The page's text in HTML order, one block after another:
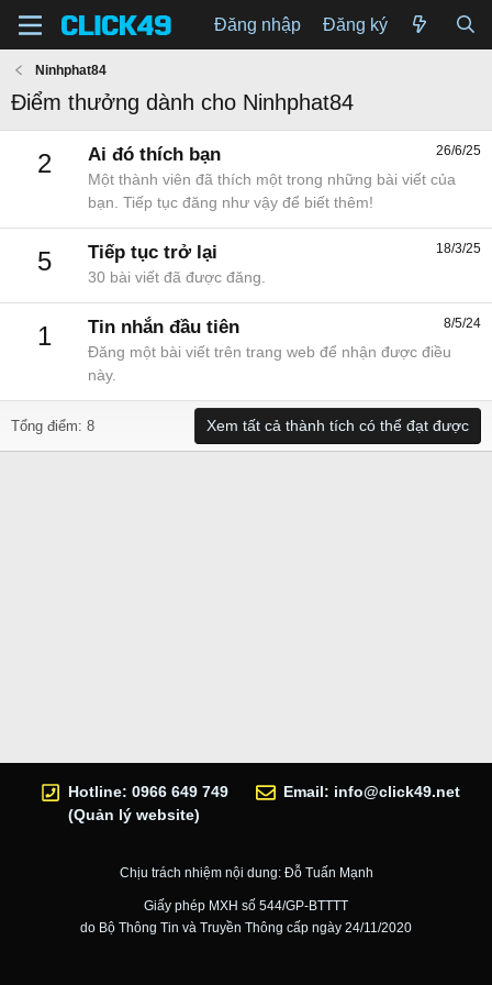
Đăng nhập Đăng ký
Ninhphat84
Điểm thưởng dành cho Ninhphat84
2 26/6/25
Ai đó thích bạn
Một thành viên đã thích một trong những bài viết của
bạn. Tiếp tục đăng như vậy để biết thêm!
5 18/3/25
Tiếp tục trở lại
30 bài viết đã được đăng.
1 8/5/24
Tin nhắn đầu tiên
Đăng một bài viết trên trang web để nhận được điều
này.
Tổng điểm: 8 Xem tất cả thành tích có thể đạt được
Hotline: 0966 649 749
(Quản lý website)
Email: info@click49.net
Chịu trách nhiệm nội dung: Đỗ Tuấn Mạnh
Giấy phép MXH số 544/GP-BTTTT
do Bộ Thông Tin và Truyền Thông cấp ngày 24/11/2020